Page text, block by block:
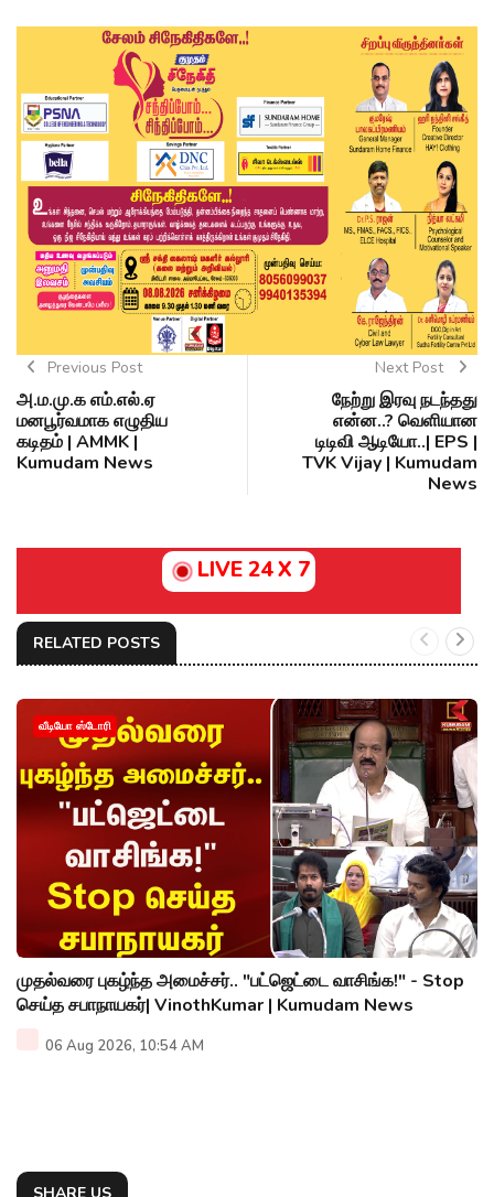
Previous Post
அ.ம.மு.க எம்.எல்.ஏ
மனபூர்வமாக எழுதிய
கடிதம் | AMMK |
Kumudam News
Next Post
நேற்று இரவு நடந்தது
என்ன..? வெளியான
டிடிவி ஆடியோ..| EPS |
TVK Vijay | Kumudam
News
LIVE 24 X 7
RELATED POSTS
வீடியோ ஸ்டோரி
முதல்வரை புகழ்ந்த அமைச்சர்.. "பட்ஜெட்டை வாசிங்க!" - Stop
செய்த சபாநாயகர்| VinothKumar | Kumudam News
06 Aug 2026, 10:54 AM